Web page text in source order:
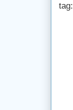
tag: